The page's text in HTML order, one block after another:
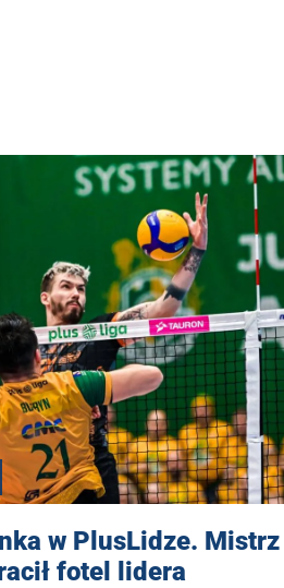
w PlusLidze. Mistrz
fotel lidera